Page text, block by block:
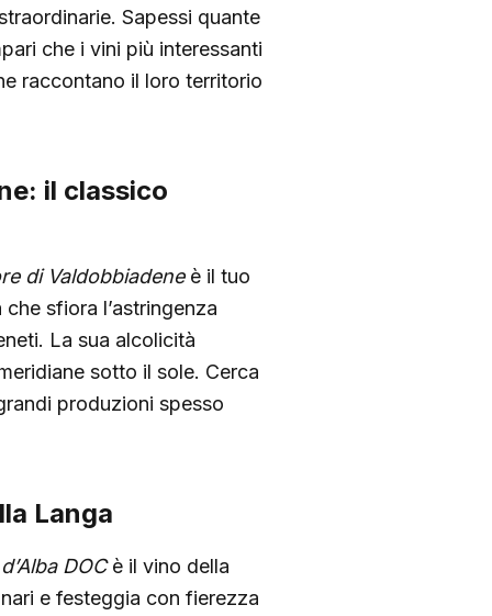
Sapessi quante
che i vini più interessanti
raccontano il loro territorio
il classico
di Valdobbiadeneè il tuo
sfiora l’astringenza
La sua alcolicità
sotto il sole. Cerca
produzioni spesso
Langa
DOCè il vino della
e festeggia con fierezza